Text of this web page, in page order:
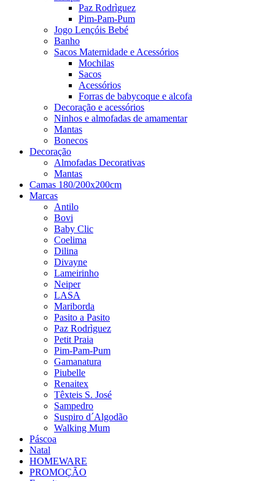
Paz Rodrìguez
Pim-Pam-Pum
Jogo Lençóis Bebé
Banho
Sacos Maternidade e Acessórios
Mochilas
Sacos
Acessórios
Forras de babycoque e alcofa
Decoração e acessórios
Ninhos e almofadas de amamentar
Mantas
Bonecos
Decoração
Almofadas Decorativas
Mantas
Camas 180/200x200cm
Marcas
Antilo
Bovi
Baby Clic
Coelima
Dilina
Divayne
Lameirinho
Neiper
LASA
Mariborda
Pasito a Pasito
Paz Rodrìguez
Petit Praia
Pim-Pam-Pum
Gamanatura
Piubelle
Renaitex
Têxteis S. José
Sampedro
Suspiro d´Algodão
Walking Mum
Páscoa
Natal
HOMEWARE
PROMOÇÃO